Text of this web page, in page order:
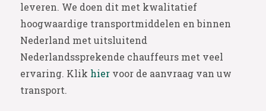
leveren. We doen dit met kwalitatief
hoogwaardige transportmiddelen en binnen
Nederland met uitsluitend
Nederlandssprekende chauffeurs met veel
ervaring. Klik hiervoor de aanvraag van uw
transport.